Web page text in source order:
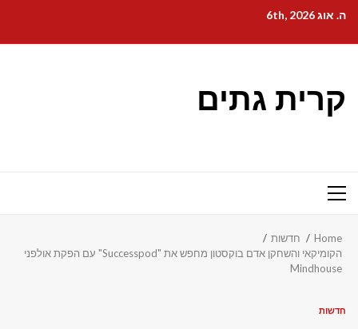
content
ה. אוג 6th, 2026
קרית גתים
Primary
Home
חדשות
הקומיקאי והשחקן אדם בוקסטון מחפש את "Successpod" עם הפקת אולפני
Mindhouse
חדשות